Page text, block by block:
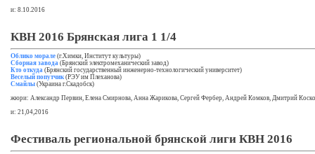
и: 8.10.2016
КВН 2016 Брянская лига 1 1/4
Облико морале (г.Химки, Институт культуры)
Сборная завода (Брянский электромеханический завод)
Кто откуда (Брянский государственный инженерно-технологический университет)
Веселый попутчик (РЭУ им Плеханова)
Смайлы (Украина г.Скадобск)
жюри: Александр Первин, Елена Смирнова, Анна Жарикова, Сергей Фербер, Андрей Комков, Дмитрий
и: 21,04,2016
Фестиваль региональной брянской лиги КВН 2016